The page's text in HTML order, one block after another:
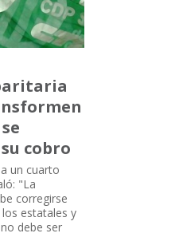
cobro
un cuarto
"La
corregirse
estatales y
debe ser